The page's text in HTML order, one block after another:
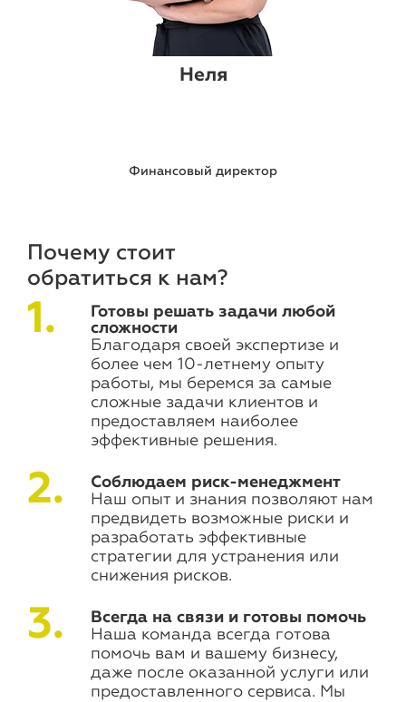
Неля
Финансовый директор
Почему стоит
обратиться к нам?
Готовы решать задачи любой
сложности
Благодаря своей экспертизе и
более чем 10-летнему опыту
работы, мы беремся за самые
сложные задачи клиентов и
предоставляем наиболее
эффективные решения.
Соблюдаем риск-менеджмент
Наш опыт и знания позволяют нам
предвидеть возможные риски и
разработать эффективные
стратегии для устранения или
снижения рисков.
Всегда на связи и готовы помочь
Наша команда всегда готова
помочь вам и вашему бизнесу,
даже после оказанной услуги или
предоставленного сервиса. Мы